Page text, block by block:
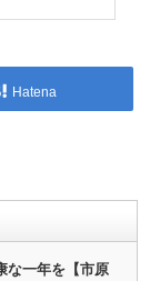
Hatena
な一年を【市原